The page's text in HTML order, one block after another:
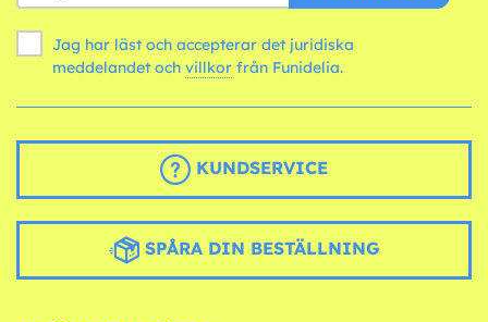
Jag har läst och accepterar det juridiska
meddelandet och villkor från Funidelia.
KUNDSERVICE
SPÅRA DIN BESTÄLLNING